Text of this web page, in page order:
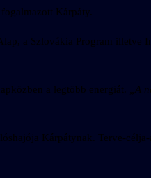
Kárpáty.
a Szlovákia Program illetve
a legtöbb energiát.
„A
Kárpátynak. Terve-